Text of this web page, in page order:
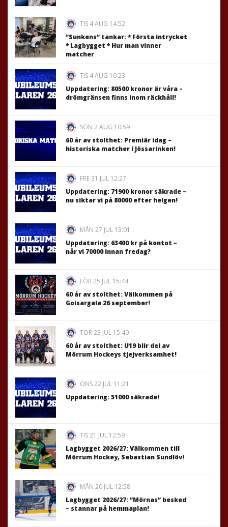
TIS 4 AUG 14:52
”Sunkens” tankar: * Första intrycket
* Lagbygget * Hur man vinner
matcher
TIS 4 AUG 10:23
Uppdatering: 80500 kronor är våra –
drömgränsen finns inom räckhåll!
SÖN 2 AUG 10:59
60 år av stolthet: Premiär idag –
historiska matcher i Jössarinken!
FRE 31 JUL 12:27
Uppdatering: 71900 kronor säkrade –
nu siktar vi på 80000 efter helgen!
MÅN 27 JUL 13:01
Uppdatering: 63400 kr på kontot –
når vi 70000 innan fredag?
LÖR 25 JUL 15:44
60 år av stolthet: Välkommen på
Goisargala 26 september!
TOR 23 JUL 15:40
60 år av stolthet: U19 blir del av
Mörrum Hockeys tjejverksamhet!
ONS 22 JUL 11:21
Uppdatering: 51000 säkrade!
TIS 21 JUL 12:59
Lagbygget 2026/27: Välkommen till
Mörrum Hockey, Sebastian Sundlöv!
MÅN 20 JUL 12:58
Lagbygget 2026/27: ”Mörnas” besked
– stannar på hemmaplan!